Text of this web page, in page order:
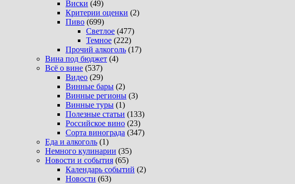
Виски (49)
Критерии оценки (2)
Пиво (699)
Светлое (477)
Темное (222)
Прочий алкоголь (17)
Вина под бюджет (4)
Всё о вине (537)
Видео (29)
Винные бары (2)
Винные регионы (3)
Винные туры (1)
Полезные статьи (133)
Российское вино (23)
Сорта винограда (347)
Еда и алкоголь (1)
Немного кулинарии (35)
Новости и события (65)
Календарь событий (2)
Новости (63)